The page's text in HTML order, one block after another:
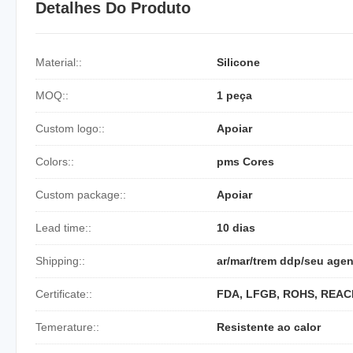
Detalhes Do Produto
Material:: Silicone
MOQ:: 1 peça
Custom logo:: Apoiar
Colors:: pms Cores
Custom package:: Apoiar
Lead time:: 10 dias
Shipping:: ar/mar/trem ddp/seu
Certificate:: FDA, LFGB, ROHS,
Temerature:: Resistente ao calor